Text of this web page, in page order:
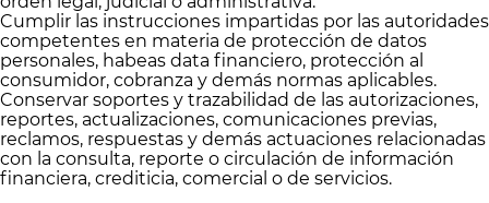
Cumplir las instrucciones impartidas por las autoridades
competentes en materia de protección de datos
personales, habeas data financiero, protección al
consumidor, cobranza y demás normas aplicables.
Conservar soportes y trazabilidad de las autorizaciones,
reportes, actualizaciones, comunicaciones previas,
reclamos, respuestas y demás actuaciones relacionadas
con la consulta, reporte o circulación de información
financiera, crediticia, comercial o de servicios.